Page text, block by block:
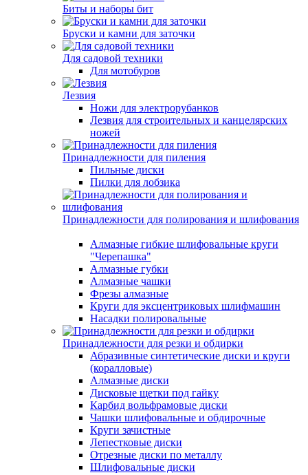
Биты и наборы бит
Бруски и камни для заточки
Для садовой техники
Для мотобуров
Лезвия
Ножи для электрорубанков
Лезвия для строительных и канцелярских
ножей
Принадлежности для пиления
Пильные диски
Пилки для лобзика
Принадлежности для полирования и шлифования
Алмазные гибкие шлифовальные круги
"Черепашка"
Алмазные губки
Алмазные чашки
Фрезы алмазные
Круги для эксцентриковых шлифмашин
Насадки полировальные
Принадлежности для резки и обдирки
Абразивные синтетические диски и круги
(коралловые)
Алмазные диски
Дисковые щетки под гайку
Карбид вольфрамовые диски
Чашки шлифовальные и обдирочные
Круги зачистные
Лепестковые диски
Отрезные диски по металлу
Шлифовальные диски